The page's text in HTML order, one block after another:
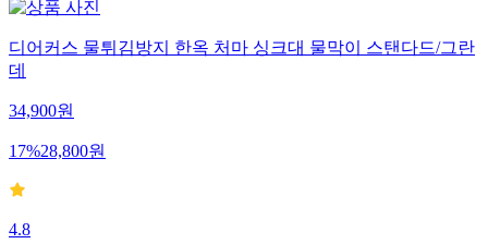
디어커스 물튀김방지 한옥 처마 싱크대 물막이 스탠다드/그란
데
34,900원
17%28,800원
4.8